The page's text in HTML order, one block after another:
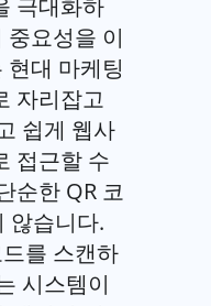
중요성을 이
대 마케팅
자리잡고
쉽게 웹사
접근할 수
순한 QR 코
않습니다.
를 스캔하
시스템이